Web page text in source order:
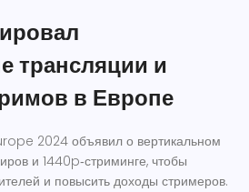
трансляции и
в Европе
2024 объявил о вертикальном
и 1440p‑стриминге, чтобы
и повысить доходы стримеров.